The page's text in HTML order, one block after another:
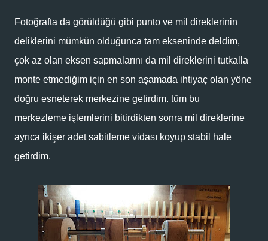
Fotoğrafta da görüldüğü gibi punto ve mil direklerinin
deliklerini mümkün olduğunca tam ekseninde deldim,
çok az olan eksen sapmalarını da mil direklerini tutkalla
monte etmediğim için en son aşamada ihtiyaç olan yöne
doğru esneterek merkezine getirdim. tüm bu
merkezleme işlemlerini bitirdikten sonra mil direklerine
ayrıca ikişer adet sabitleme vidası koyup stabil hale
getirdim.